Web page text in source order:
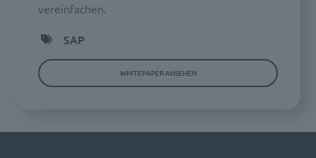
vereinfachen.
SAP
WHITEPAPER ANSEHEN